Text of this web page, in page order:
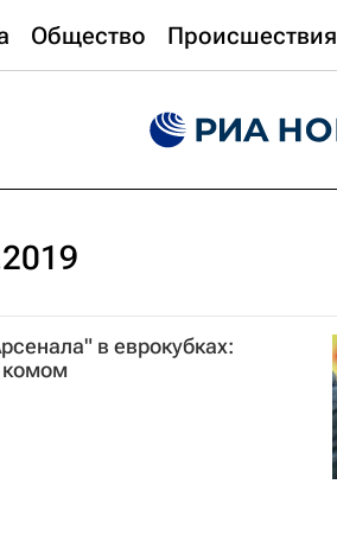
Общество Происшествия
в еврокубках:
комом